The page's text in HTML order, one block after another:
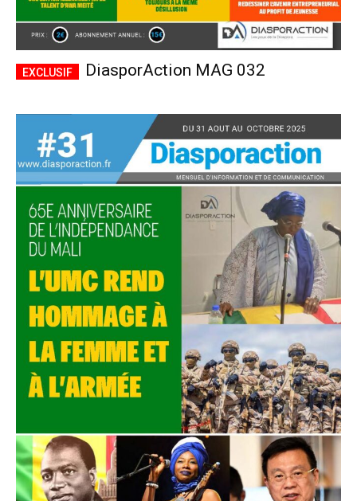
DiasporAction MAG 032